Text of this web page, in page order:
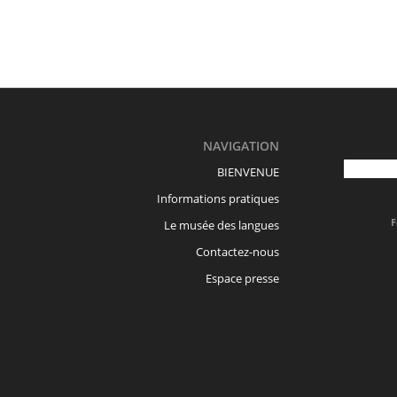
NAVIGATION
BIENVENUE
Informations pratiques
Le musée des langues
Contactez-nous
Espace presse